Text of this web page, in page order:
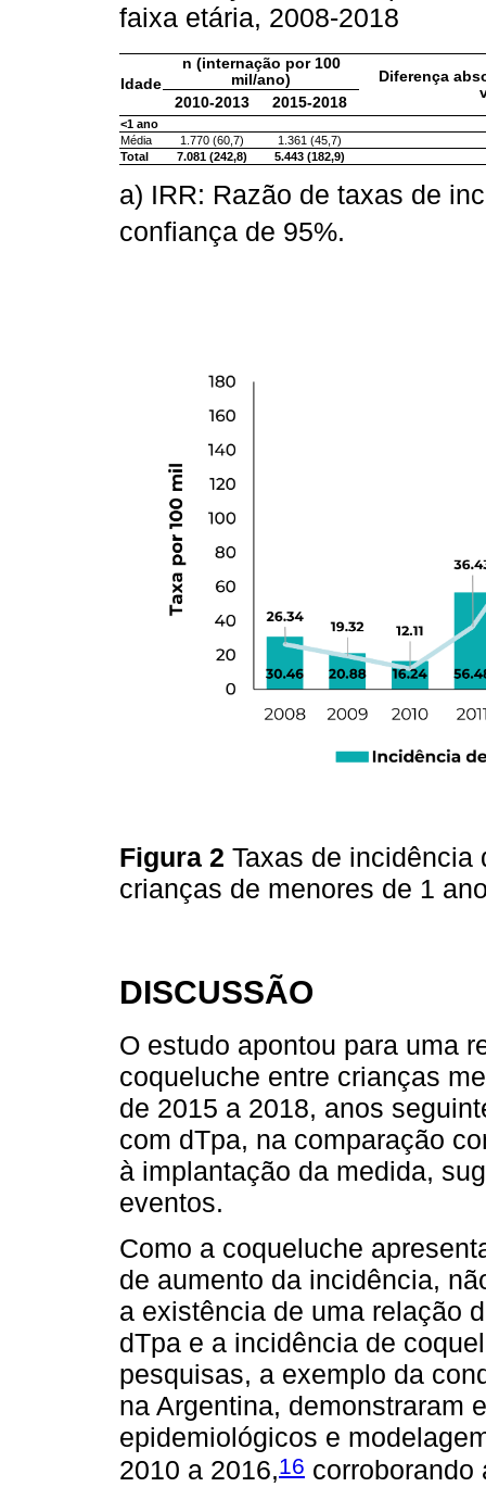
faixa etária, 2008-2018
Idade
n (internação por 100
mil/ano)
Diferença
2010-2013 2015-2018
<1 ano
Média
1.770 (60,7)
1.361 (45,7)
Total
7.081 (242,8) 5.443 (182,9)
a) IRR: Razão de taxas de
confiança de 95%.
Figura 2 Taxas de incidência
crianças de menores de 1
DISCUSSÃO
O estudo apontou para uma
coqueluche entre crianças
de 2015 a 2018, anos
com dTpa, na comparação
à implantação da medida,
eventos.
Como a coqueluche
de aumento da incidência,
a existência de uma relação
dTpa e a incidência de
pesquisas, a exemplo da
na Argentina, demonstraram
epidemiológicos e
2010 a 2016,16 corroborando